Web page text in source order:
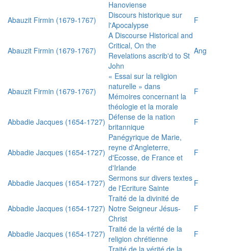
Hanoviense
Abauzit Firmin (1679-1767)
Discours historique sur
l'Apocalypse
F
Abauzit Firmin (1679-1767)
A Discourse Historical and
Critical, On the
Revelations ascrib'd to St
John
Ang
Abauzit Firmin (1679-1767)
« Essai sur la religion
naturelle » dans
Mémoires concernant la
théologie et la morale
F
Abbadie Jacques (1654-1727) Défense de la nation
britannique
F
Abbadie Jacques (1654-1727)
Panégyrique de Marie,
reyne d'Angleterre,
d'Ecosse, de France et
d'Irlande
F
Abbadie Jacques (1654-1727) Sermons sur divers textes
de l'Ecriture Sainte
F
Abbadie Jacques (1654-1727)
Traité de la divinité de
Notre Seigneur Jésus-
Christ
F
Abbadie Jacques (1654-1727) Traité de la vérité de la
religion chrétienne
F
Traité de la vérité de la